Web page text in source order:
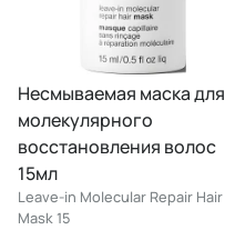
Несмываемая маска для
молекулярного
восстановления волос
15мл
Leave-in Molecular Repair Hair
Mask 15